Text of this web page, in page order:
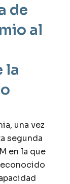
de
al
la
una vez
segunda
en la que